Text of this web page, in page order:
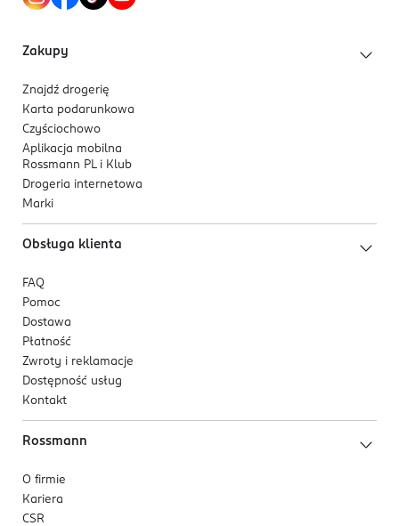
ROSSMANN SDP SP. z o.o.
91-222 Łódź
Kod EAN
4 067971 053882
Zakupy
Znajdź drogerię
Karta podarunkowa
Czyściochowo
Aplikacja mobilna
Rossmann PL i Klub
Drogeria internetowa
Marki
Obsługa klienta
FAQ
Pomoc
Dostawa
Płatność
Zwroty i reklamacje
Dostępność usług
Kontakt
Rossmann
O firmie
Kariera
CSR